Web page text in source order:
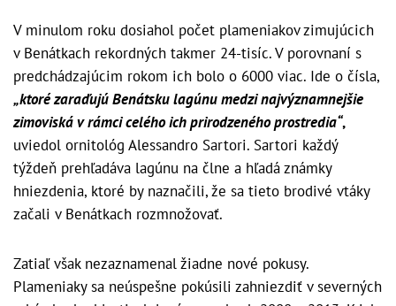
V minulom roku dosiahol počet plameniakov zimujúcich
v Benátkach rekordných takmer 24-tisíc. V porovnaní s
predchádzajúcim rokom ich bolo o 6000 viac. Ide o čísla,
„ktoré zaraďujú Benátsku lagúnu medzi najvýznamnejšie
zimoviská v rámci celého ich prirodzeného prostredia“,
uviedol ornitológ Alessandro Sartori. Sartori každý
týždeň prehľadáva lagúnu na člne a hľadá známky
hniezdenia, ktoré by naznačili, že sa tieto brodivé vtáky
začali v Benátkach rozmnožovať.
Zatiaľ však nezaznamenal žiadne nové pokusy.
Plameniaky sa neúspešne pokúsili zahniezdiť v severných